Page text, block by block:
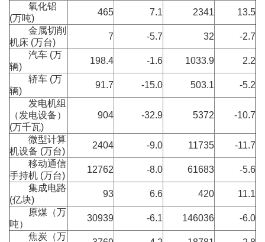
氧化铝
(万吨)
465 7.1 2341
13.5
金属切削
机床 (万台)
7 -5.7 32
-2.7
汽车 (万
辆)
198.4 -1.6 1033.9
2.2
轿车 (万
辆)
91.7 -15.0 503.1
-5.2
发电机组
（发电设备）
(万千瓦)
904 -32.9 5372 -10.7
微型计算
机设备 (万台)
2404 -9.0 11735
-11.7
移动通信
手持机 (万台)
12762 -8.0 61683
-5.6
集成电路
(亿块)
93 6.6 420
11.1
原煤（万
吨）
30939 -6.1 146036
-6.0
焦炭（万